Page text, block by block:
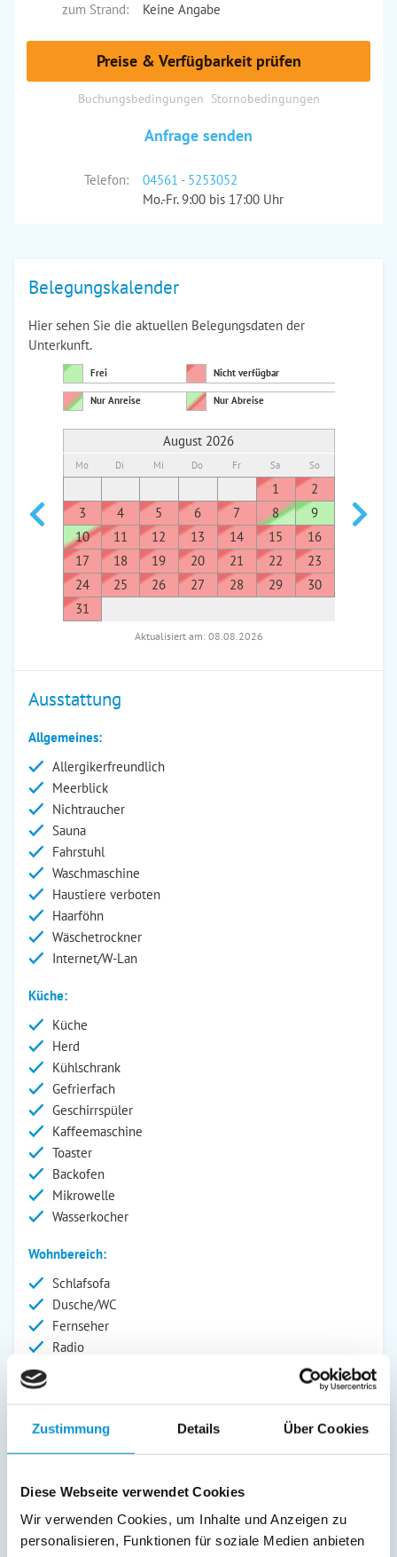
Zustimmung Details Über Cookies
Diese Webseite verwendet Cookies
Wir verwenden Cookies, um Inhalte und Anzeigen zu
personalisieren, Funktionen für soziale Medien anbieten
zum Strand:
Keine Angabe
Preise & Verfügbarkeit prüfen
Buchungsbedingungen Stornobedingungen
Anfrage senden
Telefon:
04561 - 5253052
Mo.-Fr. 9:00 bis 17:00 Uhr
Belegungskalender
Hier sehen Sie die aktuellen Belegungsdaten der
Unterkunft.
Frei Nicht verfügbar
Nur Anreise Nur Abreise
August 2026
Mo Di Mi Do Fr Sa So
1
2
3
4 5 6 7 8
9
10
11 12 13 14 15
16
17
18 19 20 21 22
23
24
25 26 27 28 29
30
31
7
Aktualisiert am: 08.08.2026
Ausstattung
Allgemeines:
Allergikerfreundlich
Meerblick
Nichtraucher
Sauna
Fahrstuhl
Waschmaschine
Haustiere verboten
Haarföhn
Wäschetrockner
Internet/W-Lan
Küche:
Küche
Herd
Kühlschrank
Gefrierfach
Geschirrspüler
Kaffeemaschine
Toaster
Backofen
Mikrowelle
Wasserkocher
Wohnbereich:
Schlafsofa
Dusche/WC
Fernseher
Radio
Außenanlage:
Gartenstühle
Parkplatz
Garage
Swimmingpool
Balkon